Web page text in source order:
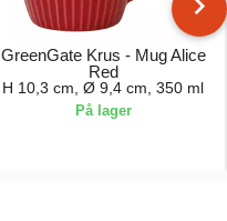
GreenGate Krus - Mug Alice
Red
H 10,3 cm, Ø 9,4 cm, 350 ml
På lager